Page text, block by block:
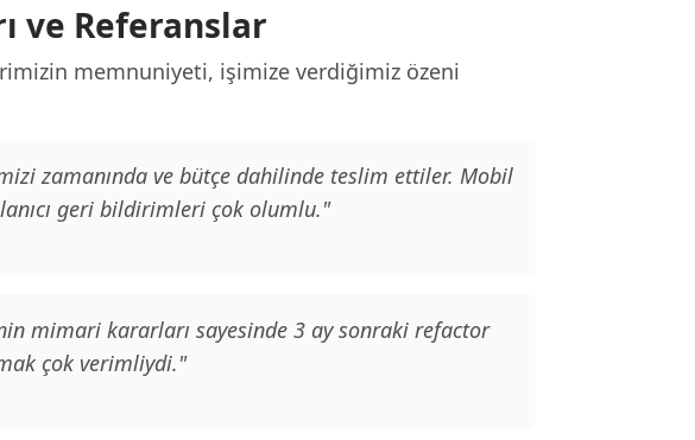
ve Referanslar
memnuniyeti, işimize verdiğimiz özeni
zamanında ve bütçe dahilinde teslim ettiler. Mobil
geri bildirimleri çok olumlu."
mimari kararları sayesinde 3 ay sonraki refactor
çok verimliydi."